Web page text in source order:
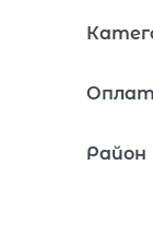
Район